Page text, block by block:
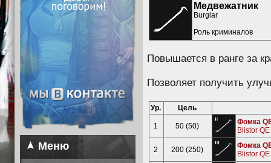
Меню
Медвежатник
Burglar
Роль криминалов
Повышается в ранге за
Позволяет получить
Ур. Цель
1 50 (50)
Фомка
Blistor
2 200 (250)
Фомка
Blistor